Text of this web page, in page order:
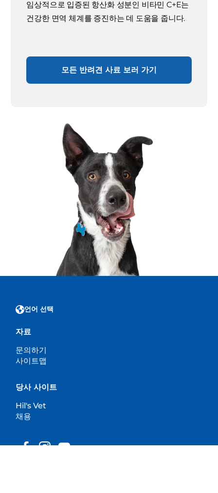
임상적으로 입증된 항산화 성분인 비타민 C+E는
건강한 면역 체계를 증진하는 데 도움을 줍니다.
모든 반려견 사료 보러 가기
언어 선택
자료
문의하기
사이트맵
당사 사이트
Hil's Vet
채용